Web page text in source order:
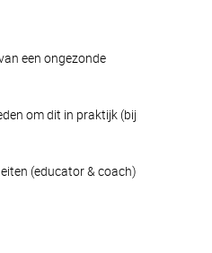
een ongezonde
om dit in praktijk (bij
(educator & coach)